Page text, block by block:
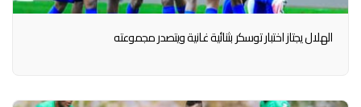
الهلال يجتاز اختبار توسكر بثنائية غانية ويتصدر مجموعته